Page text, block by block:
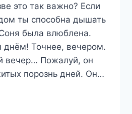
это так важно? Если
ты способна дышать
была влюблена.
Точнее, вечером.
вечер… Пожалуй, он
порознь дней. Он…